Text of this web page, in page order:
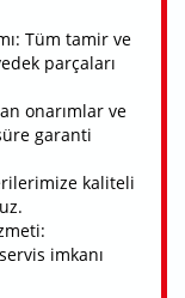
Tüm tamir ve
parçaları
onarımlar ve
garanti
kaliteli
imkanı